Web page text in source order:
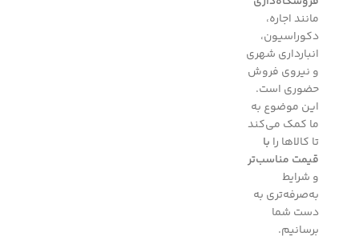
مانند اجاره،
دکوراسیون،
انبارداری شهری
و نیروی فروش
حضوری است.
این موضوع به
ما کمک می‌کند
تا کالاها را با
قیمت مناسب‌تر
و شرایط
به‌صرفه‌تری به
دست شما
برسانیم.